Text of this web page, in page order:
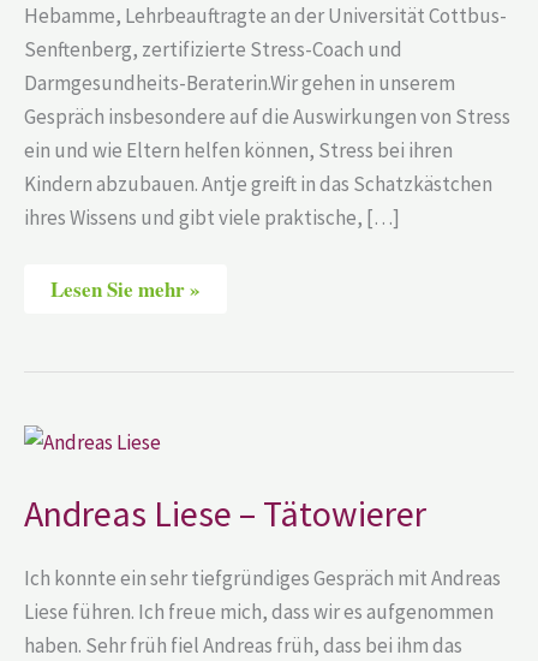
Hebamme, Lehrbeauftragte an der Universität Cottbus-
Senftenberg, zertifizierte Stress-Coach und
Darmgesundheits-Beraterin.Wir gehen in unserem
Gespräch insbesondere auf die Auswirkungen von Stress
ein und wie Eltern helfen können, Stress bei ihren
Kindern abzubauen. Antje greift in das Schatzkästchen
ihres Wissens und gibt viele praktische, […]
Lesen Sie mehr »
Andreas Liese – Tätowierer
Ich konnte ein sehr tiefgründiges Gespräch mit Andreas
Liese führen. Ich freue mich, dass wir es aufgenommen
haben. Sehr früh fiel Andreas früh, dass bei ihm das
Andreas
Liese
Tätowierer